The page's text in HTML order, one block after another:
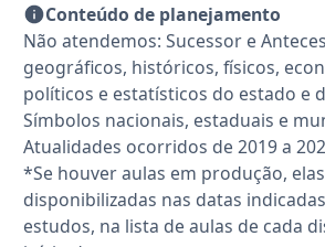
Conteúdo de planejamento
Não atendemos: Sucessor e
geográficos, históricos, físicos,
políticos e estatísticos do estado e
Símbolos nacionais, estaduais e
Atualidades ocorridos de 2019 a
*Se houver aulas em produção,
disponibilizadas nas datas
estudos, na lista de aulas de cada